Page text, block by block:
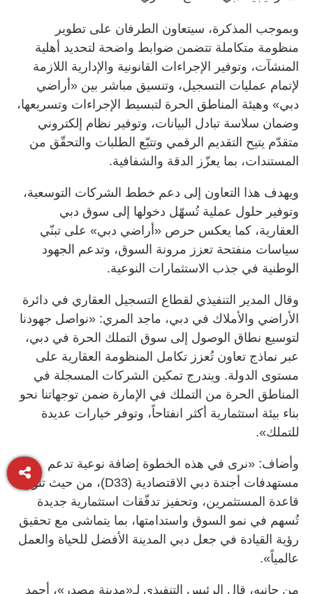
وبموجب المذكرة، سيتعاون الطرفان على تطوير
منظومة متكاملة تتضمن ضوابط واضحة لتحديد أهلية
المنشآت، وتوفير الإجراءات القانونية والإدارية اللازمة
لإتمام عمليات التسجيل، وتنسيق مباشر بين «أراضي
دبي» وهيئة المناطق الحرة لتبسيط الإجراءات وتسريعها،
وضمان سلاسة تبادل البيانات، وتوفير نظام إلكتروني
متقدّم يتيح التقديم الرقمي وتتبّع الطلبات والتحقّق من
المستندات، بما يعزّز الدقة والشفافية.
ويهدف هذا التعاون إلى دعم خطط الشركات التوسعية،
وتوفير حلول عملية تُسهّل دخولها إلى سوق دبي
العقارية، كما يعكس حرص «أراضي دبي» على تبنّي
سياسات منفتحة تعزز مرونة السوق، وتدعم الجهود
الوطنية في جذب الاستثمارات النوعية.
وقال المدير التنفيذي لقطاع التسجيل العقاري في دائرة
الأراضي والأملاك في دبي، ماجد المري: «نواصل جهودنا
لتوسيع نطاق الوصول إلى سوق التملك الحرة في دبي،
عبر نماذج تعاون تُعزز تكامل المنظومة العقارية على
مستوى الدولة. ويندرج تمكين الشركات المسجلة في
المناطق الحرة من التملك في الإمارة ضمن توجهاتنا نحو
بناء بيئة استثمارية أكثر انفتاحاً، وتوفر خيارات عديدة
للتملك».
وأضاف: «نرى في هذه الخطوة إضافة نوعية تدعم
مستهدفات أجندة دبي الاقتصادية (D33)، من حيث تنويع
قاعدة المستثمرين، وتحفيز تدفّقات استثمارية جديدة
تُسهم في نمو السوق واستدامتها، بما يتماشى مع تحقيق
رؤية القيادة في جعل دبي المدينة الأفضل للحياة والعمل
عالمياً».
من جانبه، قال الرئيس التنفيذي لـ«مدينة مصدر»، أحمد